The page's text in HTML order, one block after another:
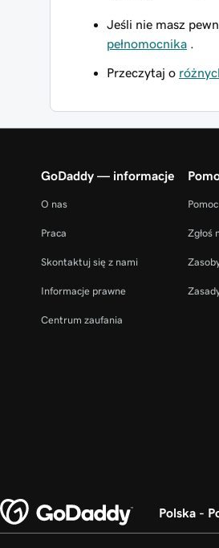
Jeśli nie masz
pełnomocnika .
Przeczytaj o
GoDaddy — informacje
O nas
Praca
Skontaktuj się z nami
Informacje prawne
Centrum zaufania
Zgłoś
Polska -